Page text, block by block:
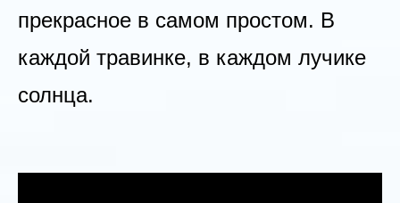
прекрасное в самом простом. В
каждой травинке, в каждом лучике
солнца.